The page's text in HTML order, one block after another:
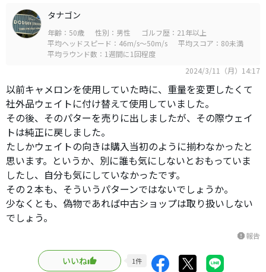
タナゴン
年齢：50歳 性別：男性
ゴルフ歴：21年以上
平均ヘッドスピード：46m/s～50m/s
平均スコア：80未満
平均ラウンド数：1週間に1回程度
2024/3/11（月）14:17
以前キャメロンを使用していた時に、重量を変更したくて
社外品ウェイトに付け替えて使用していました。
その後、そのパターを売りに出しましたが、その際ウェイ
トは純正に戻しました。
たしかウェイトの向きは購入当初のように揃わなかったと
思います。というか、別に誰も気にしないとおもっていま
したし、自分も気にしていなかったです。
その２本も、そういうパターンではないでしょうか。
少なくとも、偽物であれば中古ショップは取り扱いしない
でしょう。
report報告
いいね 1件